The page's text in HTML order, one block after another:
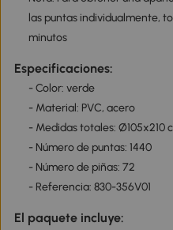
las puntas individualmente,
minutos
Especificaciones:
- Color: verde
- Material: PVC, acero
- Medidas totales: Ø105x210
- Número de puntas: 1440
- Número de piñas: 72
- Referencia: 830-356V01
El paquete incluye: